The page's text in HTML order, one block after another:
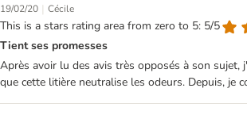
19/02/20 | Cécile
This is a stars rating area from zero to 5: 5/5
Tient ses promesses
Après avoir lu des avis très opposés à son
que cette litière neutralise les odeurs. Depuis, je